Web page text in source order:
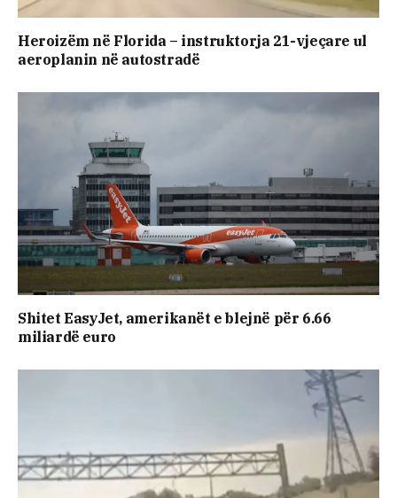
Heroizëm në Florida – instruktorja 21-vjeçare ul
aeroplanin në autostradë
Shitet EasyJet, amerikanët e blejnë për 6.66
miliardë euro